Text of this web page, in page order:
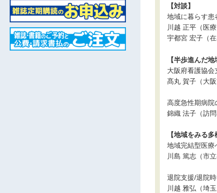
【対談】
地域に暮らす患
川越 正平（医
宇都宮 宏子（
【半歩進んだ
大阪府看護協
髙丸 賀子（大
高度急性期病院
錦織 法子（訪
【地域をみる
地域完結型医療
川島 篤志（市
退院支援/退院
川越 雅弘（埼